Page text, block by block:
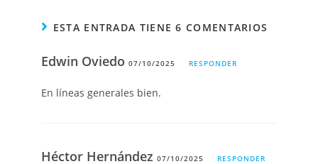
ESTA ENTRADA TIENE 6 COMENTARIOS
Edwin Oviedo07/10/2025 RESPONDER
En líneas generales bien.
Héctor Hernández07/10/2025 RESPONDER